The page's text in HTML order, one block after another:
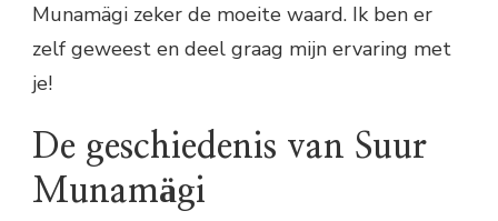
Munamägi zeker de moeite waard. Ik ben er
zelf geweest en deel graag mijn ervaring met
je!
De geschiedenis van Suur
Munamägi